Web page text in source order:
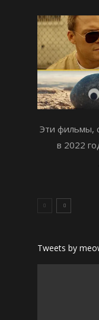
Эти фильмы,
в 2022
Tweets by